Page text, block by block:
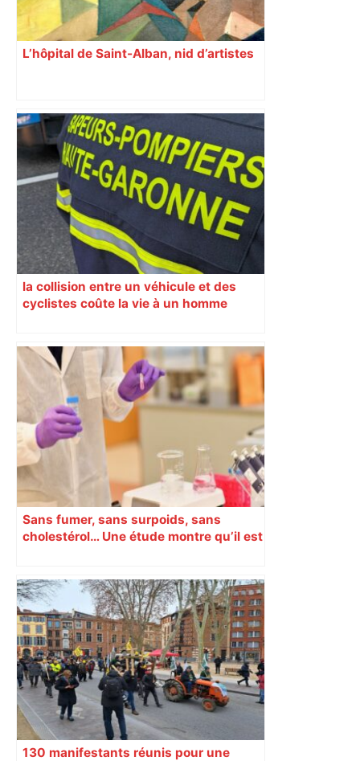
L’hôpital de Saint-Alban, nid d’artistes
la collision entre un véhicule et des
cyclistes coûte la vie à un homme
Sans fumer, sans surpoids, sans
cholestérol… Une étude montre qu’il est
130 manifestants réunis pour une